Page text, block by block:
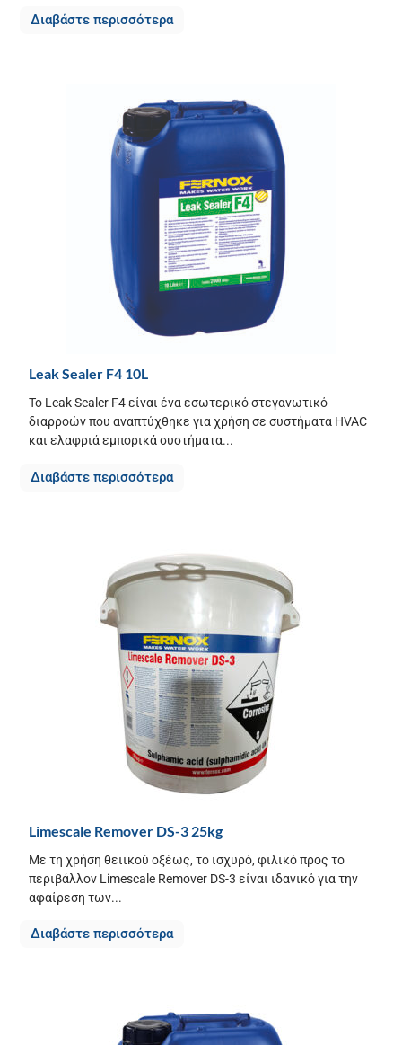
Διαβάστε περισσότερα
Leak Sealer F4 10L
Το Leak Sealer F4 είναι ένα εσωτερικό στεγανωτικό
διαρροών που αναπτύχθηκε για χρήση σε συστήματα HVAC
και ελαφριά εμπορικά συστήματα...
Διαβάστε περισσότερα
Limescale Remover DS-3 25kg
Με τη χρήση θειικού οξέως, το ισχυρό, φιλικό προς το
περιβάλλον Limescale Remover DS-3 είναι ιδανικό για την
αφαίρεση των...
Διαβάστε περισσότερα